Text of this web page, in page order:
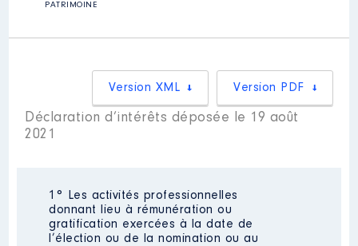
PATRIMOINE
Version PDF
Version XML
Déclaration d’intérêts déposée le 19 août
2021
1° Les activités professionnelles
donnant lieu à rémunération ou
gratification exercées à la date de
l’élection ou de la nomination ou au